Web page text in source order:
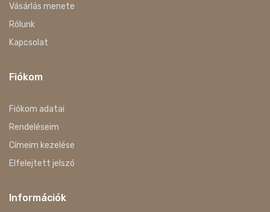
Vásárlás menete
Rólunk
Kapcsolat
Fiókom
Fiókom adatai
Rendeléseim
Címeim kezelése
Elfelejtett jelszó
Információk